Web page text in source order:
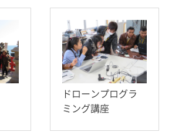
ドローンプログラ
ミング講座